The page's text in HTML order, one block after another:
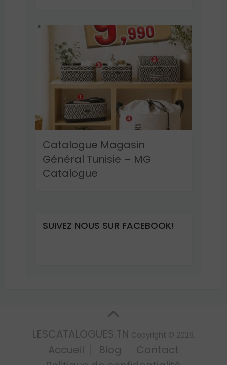
Catalogue Magasin
Général Tunisie – MG
Catalogue
SUIVEZ NOUS SUR FACEBOOK!
LESCATALOGUES.TN Copyright © 2026.
Accueil Blog
Contact